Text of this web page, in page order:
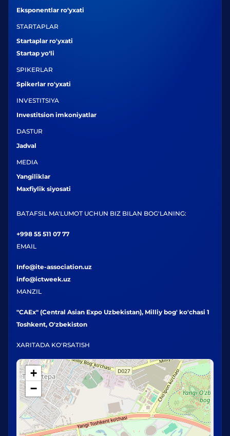
Eksponentlar ro‘yxati
STARTAPLAR
Startaplar ro'yxati
Startap yo‘li
SPIKERLAR
Spikerlar ro'yxati
INVESTITSIYA
Investitsion imkoniyatlar
DASTUR
Jadval
MEDIA
Yangiliklar
Maxfiylik siyosati
BATAFSIL MA'LUMOT UCHUN BIZ BILAN BOG'LANING:
+998 55 511 07 77
EMAIL
Info@ite-association.uz
info@ictweek.uz
MANZIL
"CAEx" (Central Asian Expo Uzbekistan), Milliy bog' ko'chasi 1
Toshkent, O'zbekiston
XARITADA KO'RSATISH
+
−